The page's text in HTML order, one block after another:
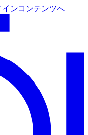
ンコンテンツへ